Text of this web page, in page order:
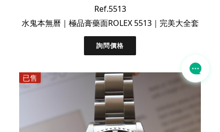
Ref.5513
水鬼本無曆｜極品膏藥面ROLEX 5513｜完美大全套
詢問價格
已售